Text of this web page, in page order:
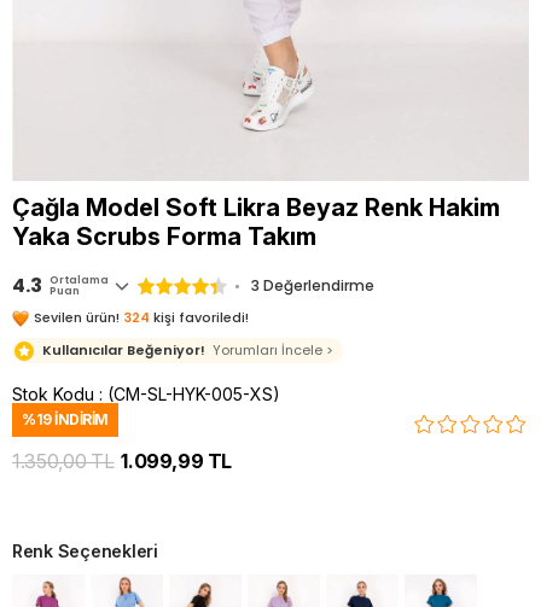
Çağla Model Soft Likra Beyaz Renk Hakim
Yaka Scrubs Forma Takım
4.3 Ortalama
Puan 3 Değerlendirme
Sevilen ürün! 324 kişi favoriledi!
Kullanıcılar Beğeniyor! Yorumları İncele >
Stok Kodu (CM-SL-HYK-005-XS)
%19İNDIRIM
1.350,00 TL 1.099,99 TL
Renk Seçenekleri